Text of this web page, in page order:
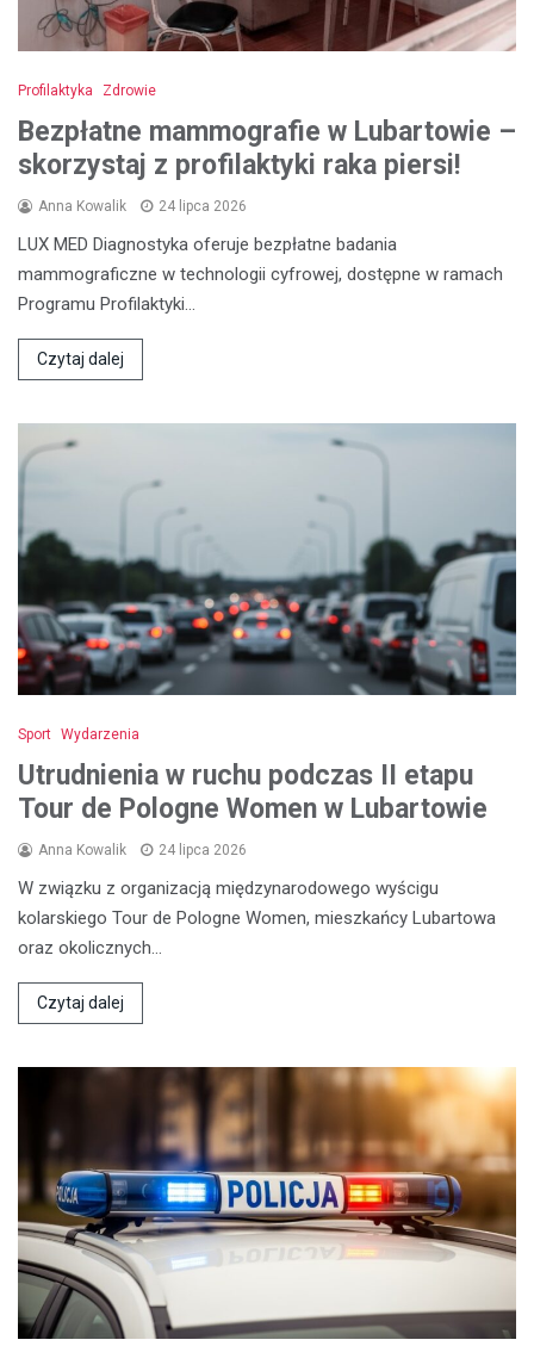
Profilaktyka Zdrowie
Bezpłatne mammografie w Lubartowie –
skorzystaj z profilaktyki raka piersi!
Anna Kowalik 24 lipca 2026
LUX MED Diagnostyka oferuje bezpłatne badania
mammograficzne w technologii cyfrowej, dostępne w ramach
Programu Profilaktyki…
Czytaj dalej
Sport Wydarzenia
Utrudnienia w ruchu podczas II etapu
Tour de Pologne Women w Lubartowie
Anna Kowalik 24 lipca 2026
W związku z organizacją międzynarodowego wyścigu
kolarskiego Tour de Pologne Women, mieszkańcy Lubartowa
oraz okolicznych…
Czytaj dalej